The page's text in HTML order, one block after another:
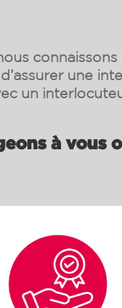
une
un
à vous